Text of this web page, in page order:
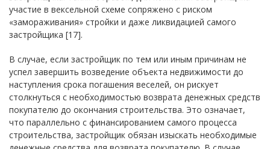
участие в вексельной схеме сопряжено с риском
«замораживания» стройки и даже ликвидацией самого
застройщика [17].
В случае, если застройщик по тем или иным причинам не
успел завершить возведение объекта недвижимости до
наступления срока погашения веселей, он рискует
столкнуться с необходимостью возврата денежных средств
покупателю до окончания строительства. Это означает,
что параллельно с финансированием самого процесса
строительства, застройщик обязан изыскать необходимые